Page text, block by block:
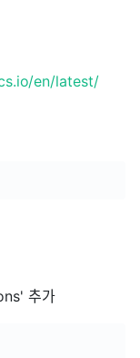
en/latest/
추가